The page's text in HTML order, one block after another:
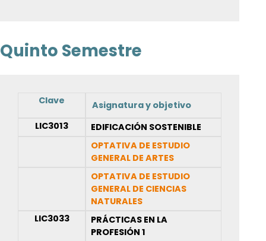
Quinto Semestre
Clave
Asignatura y objetivo
LIC3013
EDIFICACIÓN SOSTENIBLE
OPTATIVA DE ESTUDIO
GENERAL DE ARTES
OPTATIVA DE ESTUDIO
GENERAL DE CIENCIAS
NATURALES
LIC3033
PRÁCTICAS EN LA
PROFESIÓN 1